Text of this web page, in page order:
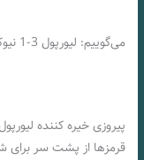
می‌گوییم: لیورپول 3-1 نیوکاسل یونایتد
پیروزی خیره کننده
قرمزها از پشت سر برای